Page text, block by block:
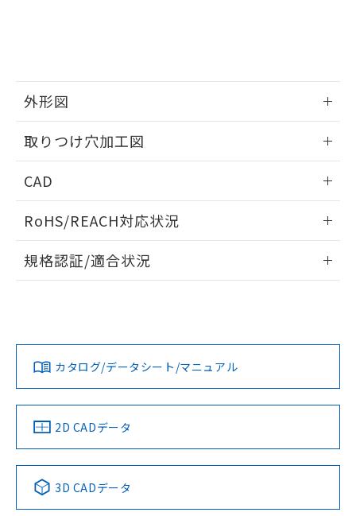
外形図
取りつけ穴加工図
CAD
ドすることができます。
ログイン/会員登録
ダウンロードデータをご利用いただく前に、以下を必ずお読
みください。
ソフトウェアの使用条件
RoHS/REACH対応状況
EU RoHS 注意事項・凡例
対応済み
中国 RoHS 注意事項・凡例
Pb Hg Cd Cr(VI)
規格認証/適合状況
カタログ/データシート/マニュアル
2D CADデータ
3D CADデータ
品・サービスに関するお客様との取
の共同利用に関して"
用者の範囲」に記載されている法人を
EU RoHS指令（10物質）の非含有証明書
51物質の非含有証明書（当社基準）
※本証明書は発行日時点で非含有を証明す
物質の対応では、対応完了までの期間は出
荷製品に未対応品が混在することから備考
欄に対応日を記載しておりました。
既に当社にて対応品への在庫切替を完了